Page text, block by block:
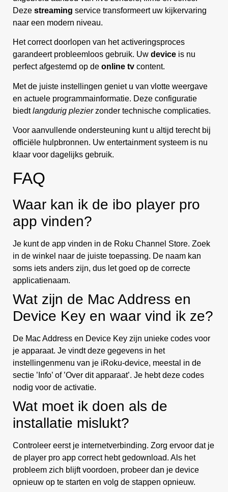
Deze streaming service transformeert uw kijkervaring
naar een modern niveau.
Het correct doorlopen van het activeringsproces
garandeert probleemloos gebruik. Uw device is nu
perfect afgestemd op de online tv content.
Met de juiste instellingen geniet u van vlotte weergave
en actuele programmainformatie. Deze configuratie
biedtlangdurig plezierzonder technische complicaties.
Voor aanvullende ondersteuning kunt u altijd terecht bij
officiële hulpbronnen. Uw entertainment systeem is nu
klaar voor dagelijks gebruik.
FAQ
Waar kan ik de ibo player pro
app vinden?
Je kunt de app vinden in de Roku Channel Store. Zoek
in de winkel naar de juiste toepassing. De naam kan
soms iets anders zijn, dus let goed op de correcte
applicatienaam.
Wat zijn de Mac Address en
Device Key en waar vind ik ze?
De Mac Address en Device Key zijn unieke codes voor
je apparaat. Je vindt deze gegevens in het
instellingenmenu van je iRoku-device, meestal in de
sectie ’Info’ of ’Over dit apparaat’. Je hebt deze codes
nodig voor de activatie.
Wat moet ik doen als de
installatie mislukt?
Controleer eerst je internetverbinding. Zorg ervoor dat je
de player pro app correct hebt gedownload. Als het
probleem zich blijft voordoen, probeer dan je device
opnieuw op te starten en volg de stappen opnieuw.